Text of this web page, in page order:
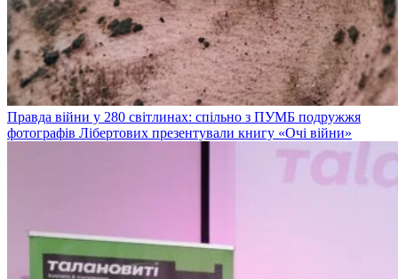
Правда війни у 280 світлинах: спільно з ПУМБ подружжя
фотографів Лібертових презентували книгу «Очі війни»